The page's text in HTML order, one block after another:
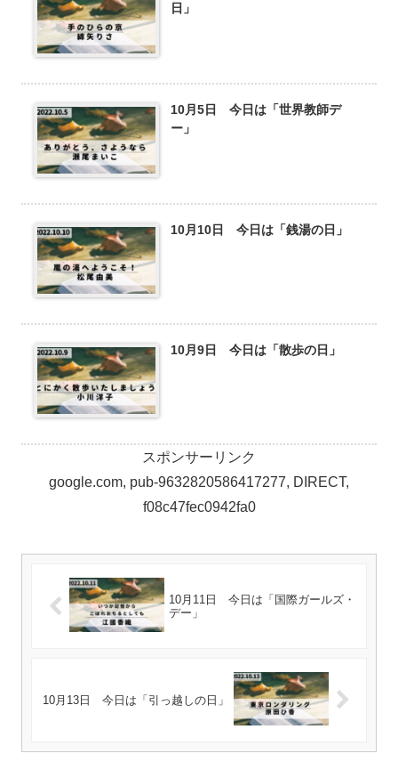
日」
10月5日 今日は「世界教師デ
ー」
10月10日 今日は「銭湯の日」
10月9日 今日は「散歩の日」
スポンサーリンク
google.com, pub-9632820586417277, DIRECT,
f08c47fec0942fa0
10月11日 今日は「国際ガールズ・
デー」
10月13日 今日は「引っ越しの日」